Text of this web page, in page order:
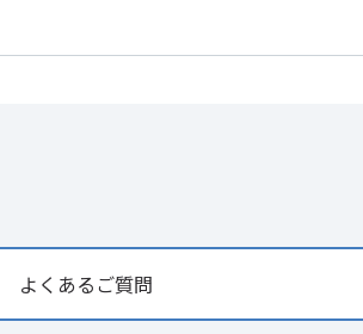
よくあるご質問